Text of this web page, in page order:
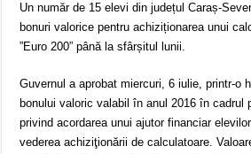
Un număr de 15 elevi din județul Caraș-
bonuri valorice pentru achiziționarea unui
”Euro 200” până la sfârșitul lunii.
Guvernul a aprobat miercuri, 6 iulie, printr-o
bonului valoric valabil în anul 2016 în cadrul
privind acordarea unui ajutor financiar
vederea achiziţionării de calculatoare.